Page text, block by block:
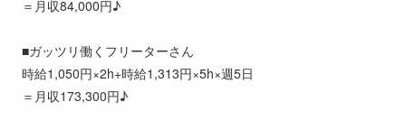
＝月収84,000円♪
■ガッツリ働くフリーターさん
時給1,050円×2h+時給1,313円×5h×週5日
＝月収173,300円♪